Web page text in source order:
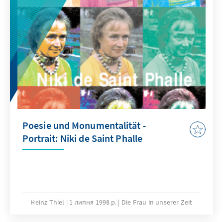
Poesie und Monumentalität -
Portrait: Niki de Saint Phalle
Heinz Thiel 1 липня 1998 р. Die Frau in unserer Zeit